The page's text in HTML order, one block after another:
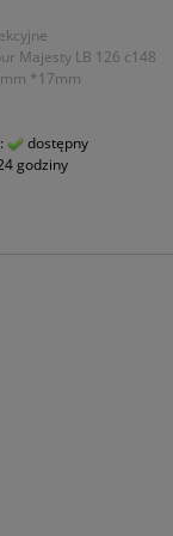
Majesty LB 126 c148
*17mm
dostępny
godziny